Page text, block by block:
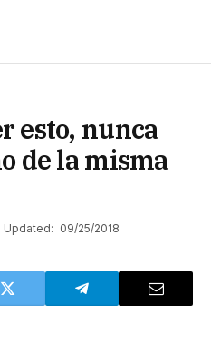
esto, nunca
de la misma
Updated: 09/25/2018